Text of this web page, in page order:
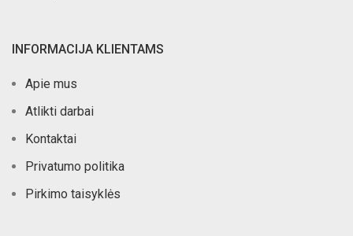
INFORMACIJA KLIENTAMS
Apie mus
Atlikti darbai
Kontaktai
Privatumo politika
Pirkimo taisyklės